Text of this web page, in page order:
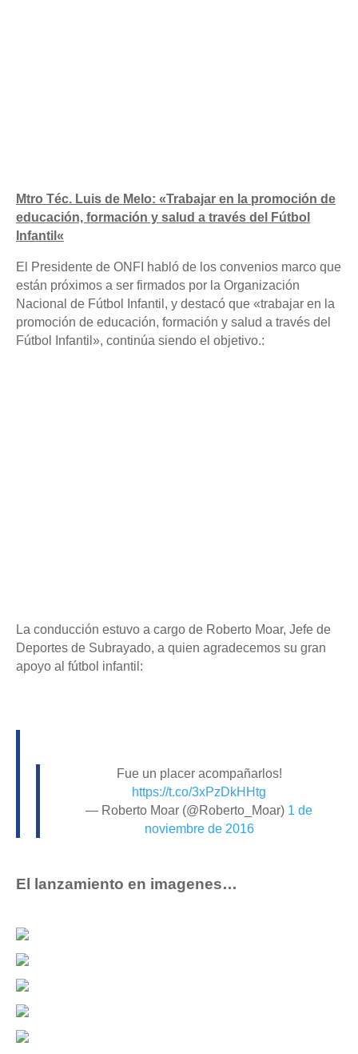
Mtro Téc. Luis de Melo: «Trabajar en la promoción de
educación, formación y salud a través del Fútbol
Infantil «
El Presidente de ONFI habló de los convenios marco que
están próximos a ser firmados por la Organización
Nacional de Fútbol Infantil, y destacó que «trabajar en la
promoción de educación, formación y salud a través del
Fútbol Infantil», continúa siendo el objetivo.:
La conducción estuvo a cargo de Roberto Moar, Jefe de
Deportes de Subrayado, a quien agradecemos su gran
apoyo al fútbol infantil:
Fue un placer acompañarlos!
https://t.co/3xPzDkHHtg
— Roberto Moar (@Roberto_Moar) 1 de
noviembre de 2016
El lanzamiento en imagenes…